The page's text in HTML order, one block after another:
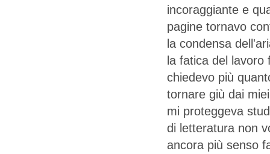
incoraggiante e
pagine tornavo
la condensa
la fatica del
chiedevo più
tornare giù dai
mi proteggeva
di letteratura non
ancora più senso